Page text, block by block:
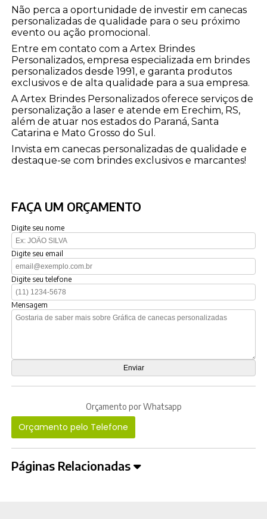
Não perca a oportunidade de investir em canecas
personalizadas de qualidade para o seu próximo
evento ou ação promocional.
Entre em contato com a Artex Brindes
Personalizados, empresa especializada em brindes
personalizados desde 1991, e garanta produtos
exclusivos e de alta qualidade para a sua empresa.
A Artex Brindes Personalizados oferece serviços de
personalização a laser e atende em Erechim, RS,
além de atuar nos estados do Paraná, Santa
Catarina e Mato Grosso do Sul.
Invista em canecas personalizadas de qualidade e
destaque-se com brindes exclusivos e marcantes!
FAÇA UM ORÇAMENTO
Digite seu nome
Digite seu email
Digite seu telefone
Mensagem
Orçamento por Whatsapp
Orçamento pelo Telefone
Páginas Relacionadas